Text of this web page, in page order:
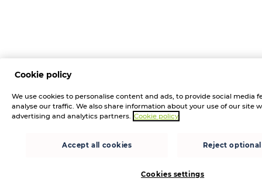
Cookie policy
We use cookies to personalise content and ads, to provide social media
analyse our traffic. We also share information about your use of our site
advertising and analytics partners. Cookie policy
Accept all cookies Reject
Cookies settings